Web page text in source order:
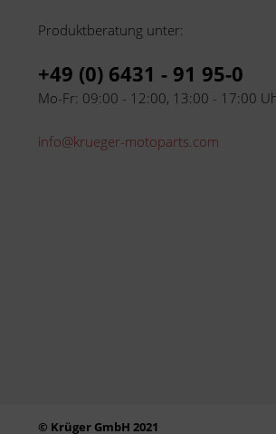
Produktberatung unter:
+49 (0) 6431 - 91 95-0
Mo-Fr: 09:00 - 12:00, 13:00 - 17:00
info@krueger-motoparts.com
© Krüger GmbH 2021